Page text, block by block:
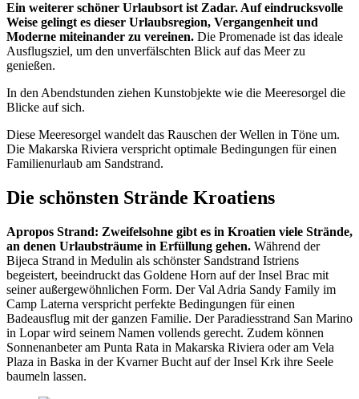
Ein weiterer schöner Urlaubsort ist Zadar. Auf eindrucksvolle
Weise gelingt es dieser Urlaubsregion, Vergangenheit und
Moderne miteinander zu vereinen. Die Promenade ist das ideale
Ausflugsziel, um den unverfälschten Blick auf das Meer zu
genießen.
In den Abendstunden ziehen Kunstobjekte wie die Meeresorgel die
Blicke auf sich.
Diese Meeresorgel wandelt das Rauschen der Wellen in Töne um.
Die Makarska Riviera verspricht optimale Bedingungen für einen
Familienurlaub am Sandstrand.
Die schönsten Strände Kroatiens
Apropos Strand: Zweifelsohne gibt es in Kroatien viele Strände,
an denen Urlaubsträume in Erfüllung gehen. Während der
Bijeca Strand in Medulin als schönster Sandstrand Istriens
begeistert, beeindruckt das Goldene Horn auf der Insel Brac mit
seiner außergewöhnlichen Form. Der Val Adria Sandy Family im
Camp Laterna verspricht perfekte Bedingungen für einen
Badeausflug mit der ganzen Familie. Der Paradiesstrand San Marino
in Lopar wird seinem Namen vollends gerecht. Zudem können
Sonnenanbeter am Punta Rata in Makarska Riviera oder am Vela
Plaza in Baska in der Kvarner Bucht auf der Insel Krk ihre Seele
baumeln lassen.